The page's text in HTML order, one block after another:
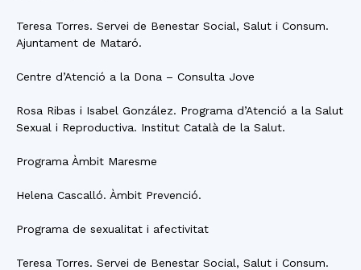
Teresa Torres. Servei de Benestar Social, Salut i Consum.
Ajuntament de Mataró.
Centre d’Atenció a la Dona – Consulta Jove
Rosa Ribas i Isabel González. Programa d’Atenció a la Salut
Sexual i Reproductiva. Institut Català de la Salut.
Programa Àmbit Maresme
Helena Cascalló. Àmbit Prevenció.
Programa de sexualitat i afectivitat
Teresa Torres. Servei de Benestar Social, Salut i Consum.